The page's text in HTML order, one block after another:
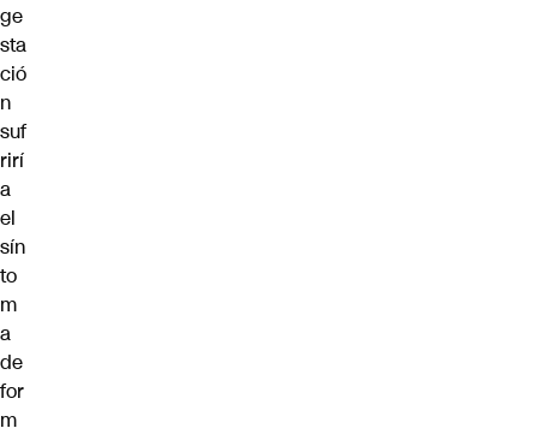
ge
sta
ció
n
suf
rirí
a
el
sín
to
m
a
de
for
m